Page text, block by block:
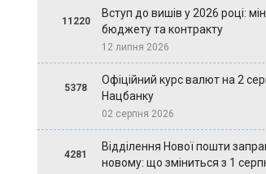
11220
Вступ до вишів у 2026 році:
бюджету та контракту
12 липня 2026
5378
Офіційний курс валют на 2
Нацбанку
02 серпня 2026
4281
Відділення Нової пошти
новому: що зміниться з 1